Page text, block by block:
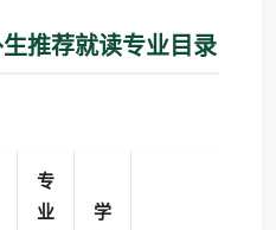
推荐就读专业目录
专
业
学